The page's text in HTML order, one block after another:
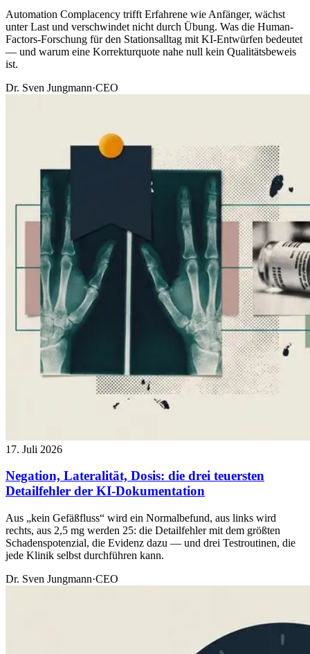
Automation Complacency trifft Erfahrene wie Anfänger, wächst
unter Last und verschwindet nicht durch Übung. Was die Human-
Factors-Forschung für den Stationsalltag mit KI-Entwürfen bedeutet
— und warum eine Korrekturquote nahe null kein Qualitätsbeweis
ist.
Dr. Sven Jungmann·CEO
17. Juli 2026
Negation, Lateralität, Dosis: die drei teuersten
Detailfehler der KI-Dokumentation
Aus „kein Gefäßfluss“ wird ein Normalbefund, aus links wird
rechts, aus 2,5 mg werden 25: die Detailfehler mit dem größten
Schadenspotenzial, die Evidenz dazu — und drei Testroutinen, die
jede Klinik selbst durchführen kann.
Dr. Sven Jungmann·CEO